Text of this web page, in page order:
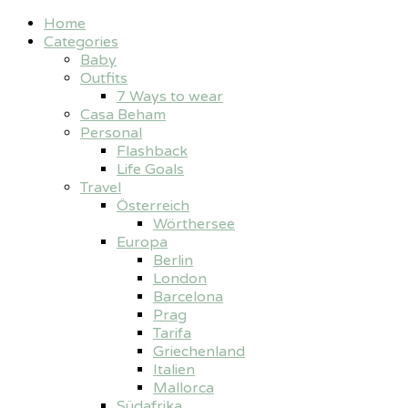
Home
Categories
Baby
Outfits
7 Ways to wear
Casa Beham
Personal
Flashback
Life Goals
Travel
Österreich
Wörthersee
Europa
Berlin
London
Barcelona
Prag
Tarifa
Griechenland
Italien
Mallorca